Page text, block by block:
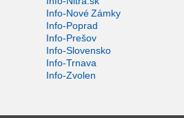
Info-Nové Zámky
Info-Poprad
Info-Prešov
Info-Slovensko
Info-Trnava
Info-Zvolen